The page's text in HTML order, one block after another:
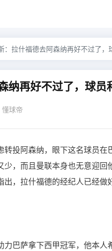
：拉什福德去阿森纳再好不过了，
纳再好不过了，球员
球帝
转投阿森纳，眼下这名球员
，而且曼联本身也无意迎回
出，拉什福德的经纪人已经
力巴萨拿下西甲冠军，他本